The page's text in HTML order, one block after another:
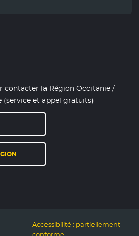
contacter la Région Occitanie /
(service et appel gratuits)
Accessibilité : partiellement